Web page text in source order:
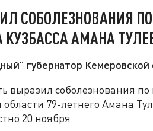
СОБОЛЕЗНОВАНИЯ
АМАНА
губернатор Кемеровской
выразил соболезнования
79-летнего Амана
20 ноября.